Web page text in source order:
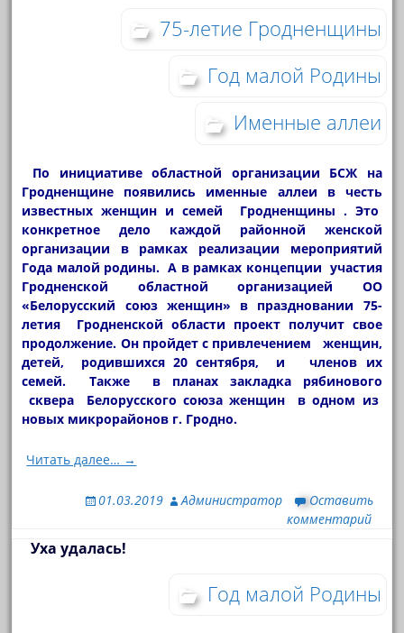
75-летие Гродненщины
Год малой Родины
Именные аллеи
По инициативе областной организации БСЖ на
Гродненщине появились именные аллеи в честь
известных женщин и семей Гродненщины . Это
конкретное дело каждой районной женской
организации в рамках реализации мероприятий
Года малой родины. А в рамках концепции участия
Гродненской областной организацией ОО
«Белорусский союз женщин» в праздновании 75-
летия Гродненской области проект получит свое
продолжение. Он пройдет с привлечением женщин,
детей, родившихся 20 сентября, и членов их
семей. Также в планах закладка рябинового
сквера Белорусского союза женщин в одном из
новых микрорайонов г. Гродно.
Читать далее… →
01.03.2019 Администратор
Оставить
комментарий
Уха удалась!
Год малой Родины